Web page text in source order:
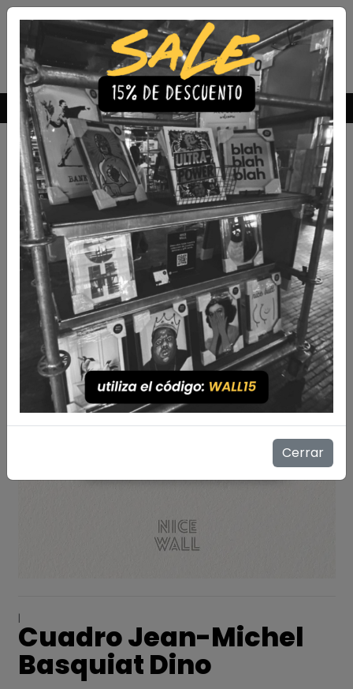
Envío Gratis a todo Chile comprando 3 o más productos
|
Cuadro Jean-Michel
Basquiat Dino
Cerrar